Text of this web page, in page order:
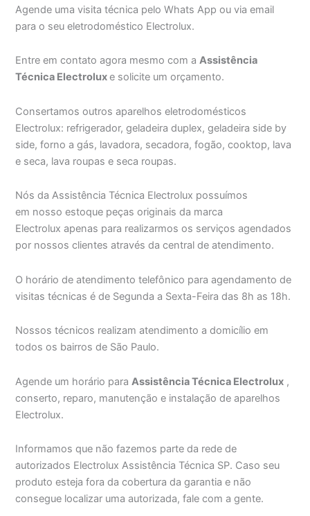
Agende uma visita técnica pelo Whats App ou via email
para o seu eletrodoméstico Electrolux.
Entre em contato agora mesmo com aAssistência
Técnica Electroluxe solicite um orçamento.
Consertamos outros aparelhos eletrodomésticos
Electrolux: refrigerador, geladeira duplex, geladeira side by
side, forno a gás, lavadora, secadora, fogão, cooktop, lava
e seca, lava roupas e seca roupas.
Nós da Assistência Técnica Electrolux possuímos
em nosso estoque peças originais da marca
Electrolux apenas para realizarmos os serviços agendados
por nossos clientes através da central de atendimento.
O horário de atendimento telefônico para agendamento de
visitas técnicas é de Segunda a Sexta-Feira das 8h as 18h.
Nossos técnicos realizam atendimento a domicílio em
todos os bairros de São Paulo.
Agende um horário paraAssistência Técnica Electrolux ,
conserto, reparo, manutenção e instalação de aparelhos
Electrolux.
Informamos que não fazemos parte da rede de
autorizados Electrolux Assistência Técnica SP. Caso seu
produto esteja fora da cobertura da garantia e não
consegue localizar uma autorizada, fale com a gente.